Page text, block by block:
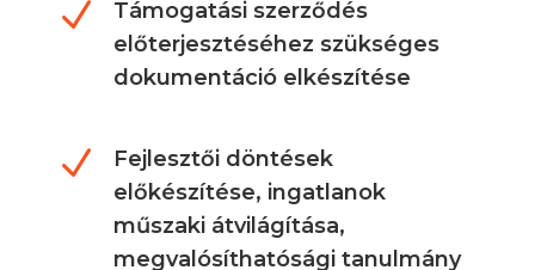
N
Támogatási szerződés
előterjesztéséhez szükséges
dokumentáció elkészítése
N
Fejlesztői döntések
előkészítése, ingatlanok
műszaki átvilágítása,
megvalósíthatósági tanulmány